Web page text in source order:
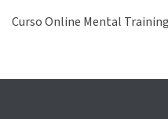
Curso Online Mental